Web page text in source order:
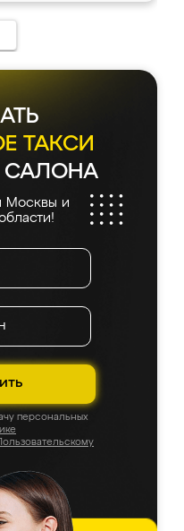
ТАКСИ
САЛОНА
Москвы и
персональных